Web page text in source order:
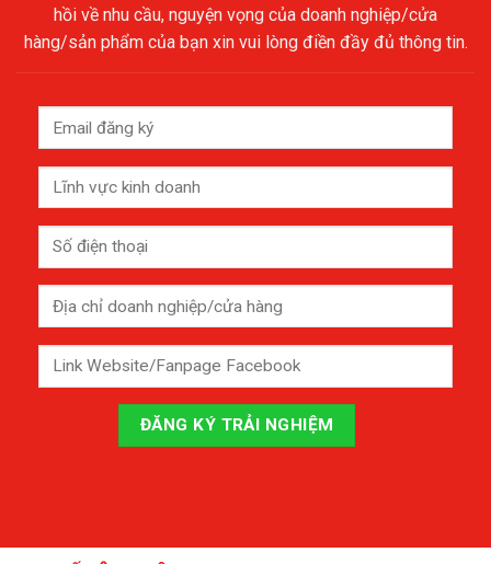
hồi về nhu cầu, nguyện vọng của doanh nghiệp/cửa
hàng/sản phẩm của bạn xin vui lòng điền đầy đủ thông tin.